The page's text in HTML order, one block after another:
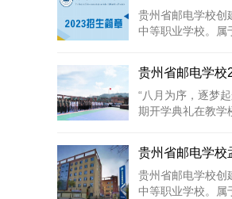
贵州省邮电学校创
中等职业学校。属
贵州省邮电学校
“八月为序，逐梦
期开学典礼在教学
贵州省邮电学校
贵州省邮电学校创
中等职业学校。属